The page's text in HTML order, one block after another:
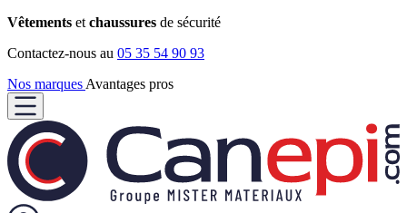
Vêtements et chaussures de sécurité
Contactez-nous au 05 35 54 90 93
Nos marques Avantages pros